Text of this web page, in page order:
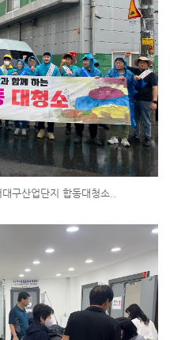
구산업단지 합동대청소..